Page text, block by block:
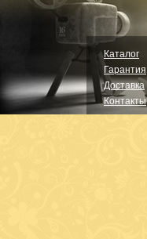
Каталог
Гарантия
Доставка
Контакты